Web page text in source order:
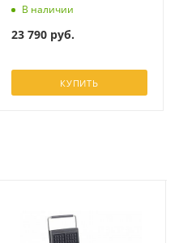
В наличии
23 790 руб.
КУПИТЬ